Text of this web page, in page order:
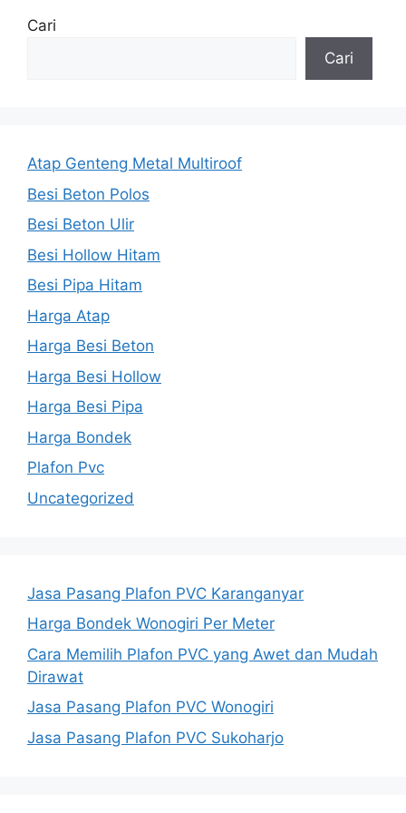
Cari
Cari
Atap Genteng Metal Multiroof
Besi Beton Polos
Besi Beton Ulir
Besi Hollow Hitam
Besi Pipa Hitam
Harga Atap
Harga Besi Beton
Harga Besi Hollow
Harga Besi Pipa
Harga Bondek
Plafon Pvc
Uncategorized
Jasa Pasang Plafon PVC Karanganyar
Harga Bondek Wonogiri Per Meter
Cara Memilih Plafon PVC yang Awet dan Mudah
Dirawat
Jasa Pasang Plafon PVC Wonogiri
Jasa Pasang Plafon PVC Sukoharjo